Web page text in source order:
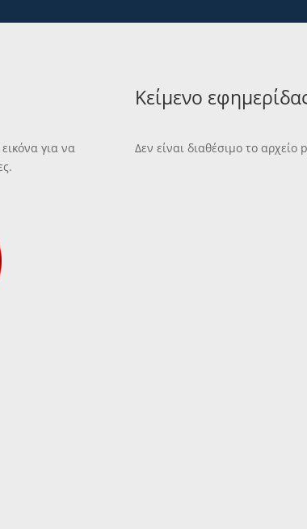
για να
Κείμενο
Δεν είναι διαθέσιμο το αρχείο